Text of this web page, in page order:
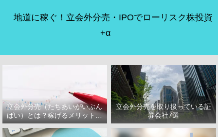
地道に稼ぐ！立会外分売・IPOでローリスク株投資
+α
立会外分売（たちあいがいぶん
ばい）とは？稼げるメリット・
デメリット
立会外分売を取り扱っている証
券会社7選